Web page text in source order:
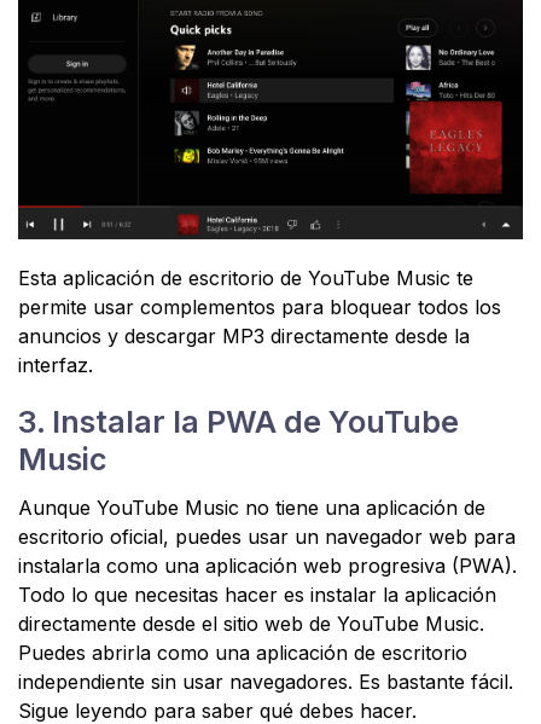
Esta aplicación de escritorio de YouTube Music te
permite usar complementos para bloquear todos los
anuncios y descargar MP3 directamente desde la
interfaz.
3. Instalar la PWA de YouTube
Music
Aunque YouTube Music no tiene una aplicación de
escritorio oficial, puedes usar un navegador web para
instalarla como una aplicación web progresiva (PWA).
Todo lo que necesitas hacer es instalar la aplicación
directamente desde el sitio web de YouTube Music.
Puedes abrirla como una aplicación de escritorio
independiente sin usar navegadores. Es bastante fácil.
Sigue leyendo para saber qué debes hacer.